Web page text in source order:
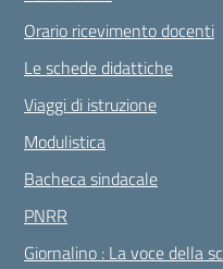
Orario ricevimento docenti
Le schede didattiche
Viaggi di istruzione
Modulistica
Bacheca sindacale
PNRR
Giornalino : La voce della